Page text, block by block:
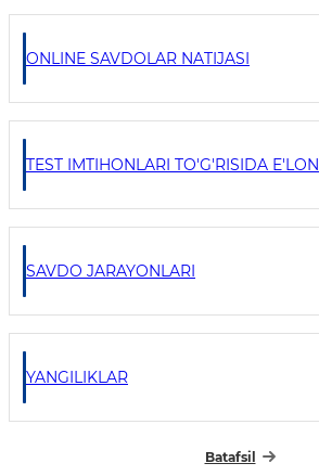
ONLINE SAVDOLAR NATIJASI
TEST IMTIHONLARI TO'G'RISIDA E'LON
SAVDO JARAYONLARI
YANGILIKLAR
Batafsil